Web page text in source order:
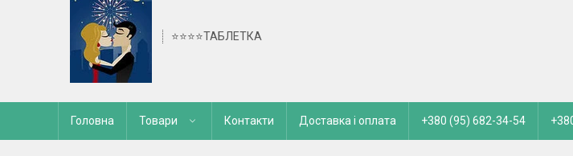
⭐⭐⭐⭐ТАБЛЕТКА
Головна Товари Контакти Доставка і оплата +380 (95) 682-34-54